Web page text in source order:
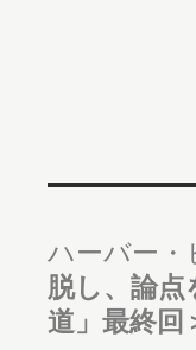
ハーバー・
脱し、論
道」最終回